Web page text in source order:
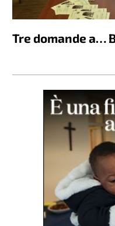
Tre domande a…